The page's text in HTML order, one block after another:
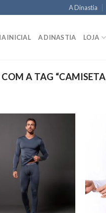
A Dinastia
INICIAL A DINASTIA LOJA
A TAG “CAMISETA